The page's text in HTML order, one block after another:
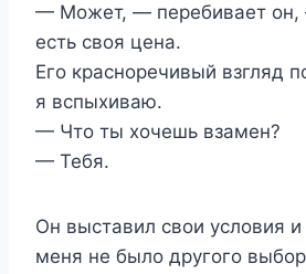
— Может, — перебивает он,
есть своя цена.
Его красноречивый взгляд
я вспыхиваю.
— Что ты хочешь взамен?
— Тебя.
Он выставил свои условия
меня не было другого